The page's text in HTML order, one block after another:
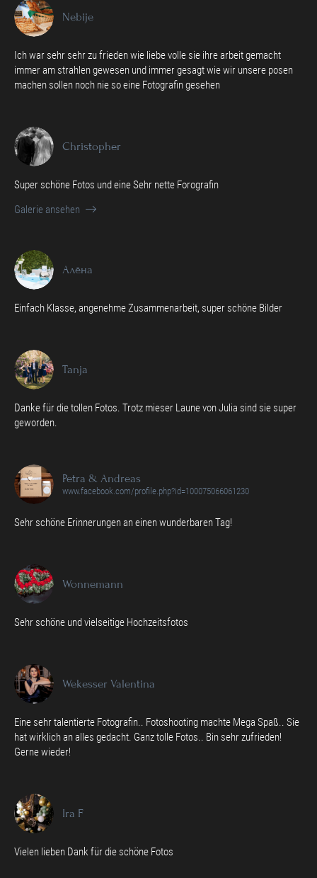
Nebije
Ich war sehr sehr zu frieden wie liebe volle sie ihre arbeit gemacht
immer am strahlen gewesen und immer gesagt wie wir unsere posen
machen sollen noch nie so eine Fotografin gesehen
Christopher
Super schöne Fotos und eine Sehr nette Forografin
Galerie ansehen
Алёна
Einfach Klasse, angenehme Zusammenarbeit, super schöne Bilder
Tanja
Danke für die tollen Fotos. Trotz mieser Laune von Julia sind sie super
geworden.
Petra & Andreas
www.facebook.com/profile.php?id=100075066061230
Sehr schöne Erinnerungen an einen wunderbaren Tag!
Wonnemann
Sehr schöne und vielseitige Hochzeitsfotos
Wekesser Valentina
Eine sehr talentierte Fotografin.. Fotoshooting machte Mega Spaß.. Sie
hat wirklich an alles gedacht. Ganz tolle Fotos.. Bin sehr zufrieden!
Gerne wieder!
Ira F
Vielen lieben Dank für die schöne Fotos